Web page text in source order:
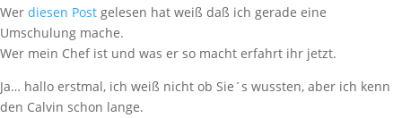
Wer diesen Post gelesen hat weiß daß ich gerade eine
Umschulung mache.
Wer mein Chef ist und was er so macht erfahrt ihr jetzt.
Ja… hallo erstmal, ich weiß nicht ob Sie´s wussten, aber ich kenn
den Calvin schon lange.